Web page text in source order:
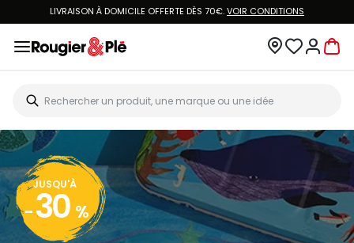
LIVRAISON À DOMICILE OFFERTE DÈS 70€.VOIR CONDITIONS
JUSQU'À
- 30 %